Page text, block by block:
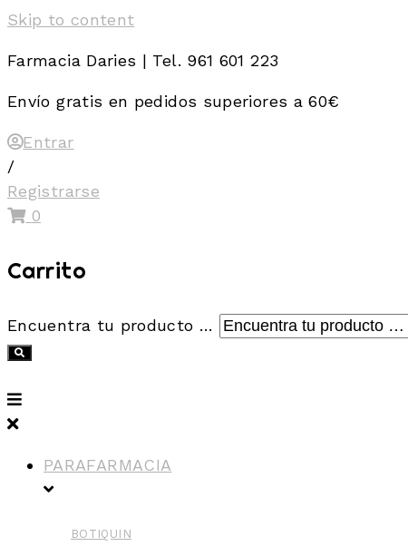
Skip to content
Farmacia Daries | Tel. 961 601 223
Envío gratis en pedidos superiores a 60€
Entrar
/
Registrarse
0
Carrito
Encuentra tu producto …
PARAFARMACIA
BOTIQUIN